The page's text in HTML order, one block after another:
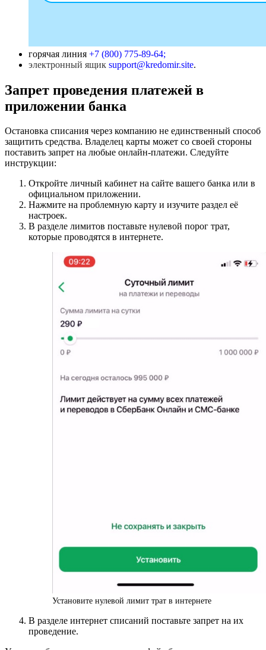
горячая линия +7 (800) 775-89-64;
электронный ящик support@kredomir.site.
Запрет проведения платежей в
приложении банка
Остановка списания через компанию не единственный способ
защитить средства. Владелец карты может со своей стороны
поставить запрет на любые онлайн-платежи. Следуйте
инструкции:
Откройте личный кабинет на сайте вашего банка или в
официальном приложении.
Нажмите на проблемную карту и изучите раздел её
настроек.
В разделе лимитов поставьте нулевой порог трат,
которые проводятся в интернете.
Установите нулевой лимит трат в интернете
В разделе интернет списаний поставьте запрет на их
проведение.